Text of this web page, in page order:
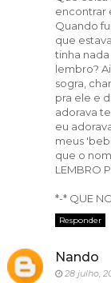
encontrar
Quando
que
tinha
lembro?
sogra,
pra ele e
adorava
eu
meus
que o
LEMBRO
*-* QUE
Responder
Nando
28 julho,